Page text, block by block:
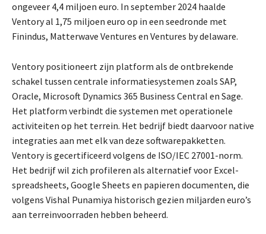
ongeveer 4,4 miljoen euro. In september 2024 haalde
Ventory al 1,75 miljoen euro op in een seedronde met
Finindus, Matterwave Ventures en Ventures by delaware.
Ventory positioneert zijn platform als de ontbrekende
schakel tussen centrale informatiesystemen zoals SAP,
Oracle, Microsoft Dynamics 365 Business Central en Sage.
Het platform verbindt die systemen met operationele
activiteiten op het terrein. Het bedrijf biedt daarvoor native
integraties aan met elk van deze softwarepakketten.
Ventory is gecertificeerd volgens de ISO/IEC 27001-norm.
Het bedrijf wil zich profileren als alternatief voor Excel-
spreadsheets, Google Sheets en papieren documenten, die
volgens Vishal Punamiya historisch gezien miljarden euro’s
aan terreinvoorraden hebben beheerd.